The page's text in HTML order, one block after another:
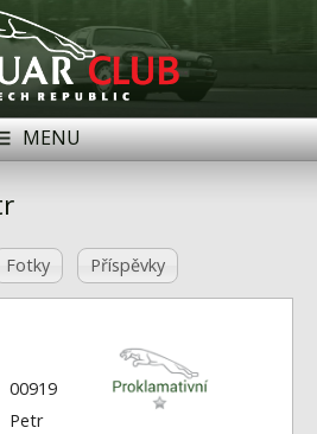
MENU
Fotky Příspěvky
00919
Petr